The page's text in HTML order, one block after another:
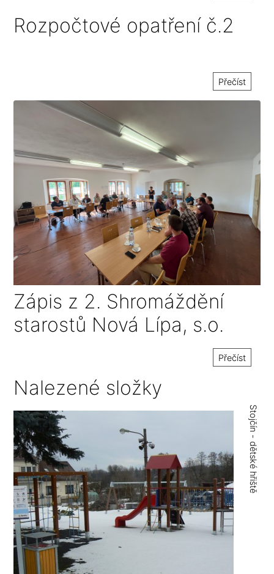
Rozpočtové opatření č.2
Přečíst
Zápis z 2. Shromáždění
starostů Nová Lípa, s.o.
Přečíst
Nalezené složky
Stojčín - dětské hřiště